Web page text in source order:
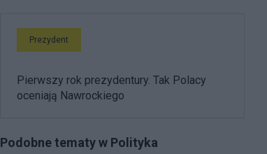
Prezydent
Pierwszy rok prezydentury. Tak Polacy
oceniają Nawrockiego
Podobne tematy w Polityka